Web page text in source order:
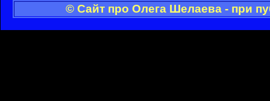
© Сайт про Олега Шелаева - при